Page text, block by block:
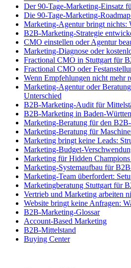
Der 90-Tage-Marketing-Einsatz
Die 90-Tage-Marketing-
Marketing-Agentur bringt nichts:
B2B-Marketing-Strategie
CMO einstellen oder Agentur
Marketing-Diagnose oder
Fractional CMO in Stuttgart für
Fractional CMO oder
Wenn Empfehlungen nicht mehr
Marketing-Agentur oder
Unterschied
B2B-Marketing-Audit für
B2B-Marketing in Baden-
Marketing-Beratung für den
Marketing-Beratung für
Marketing bringt keine Leads:
Marketing-Budget-
Marketing für Hidden
Marketing-Systemaufbau für
Marketing-Team überfordert:
Marketingberatung Stuttgart für
Vertrieb und Marketing arbeiten
Website bringt keine Anfragen:
B2B-Marketing-Glossar
Account-Based Marketing
B2B-Mittelstand
Buying Center